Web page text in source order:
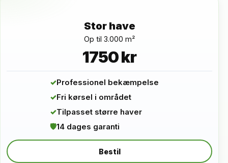
Stor have
Op til 3.000 m²
1750 kr
✓Professionel bekæmpelse
✓Fri kørsel i området
✓Tilpasset større haver
🛡14 dages garanti
Bestil